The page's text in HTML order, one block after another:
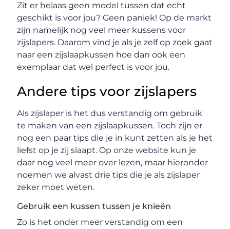
Zit er helaas geen model tussen dat echt
geschikt is voor jou? Geen paniek! Op de markt
zijn namelijk nog veel meer kussens voor
zijslapers. Daarom vind je als je zelf op zoek gaat
naar een zijslaapkussen hoe dan ook een
exemplaar dat wel perfect is voor jou.
Andere tips voor zijslapers
Als zijslaper is het dus verstandig om gebruik
te maken van een zijslaapkussen. Toch zijn er
nog een paar tips die je in kunt zetten als je het
liefst op je zij slaapt. Op onze website kun je
daar nog veel meer over lezen, maar hieronder
noemen we alvast drie tips die je als zijslaper
zeker moet weten.
Gebruik een kussen tussen je knieën
Zo is het onder meer verstandig om een